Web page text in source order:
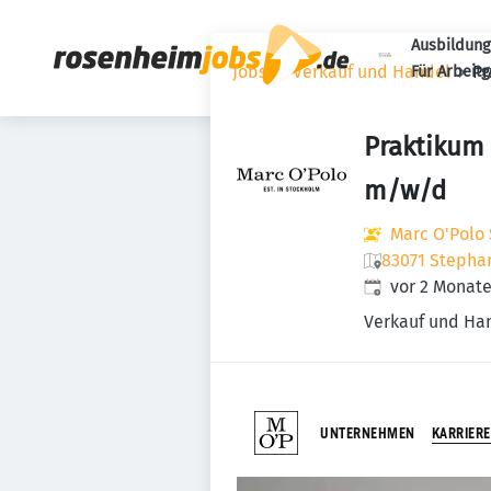
Für
Jobs Verkauf und Handel
m/w/d
Marc O'Polo
83071
Veröffentlicht:
vor 2
Verkauf und